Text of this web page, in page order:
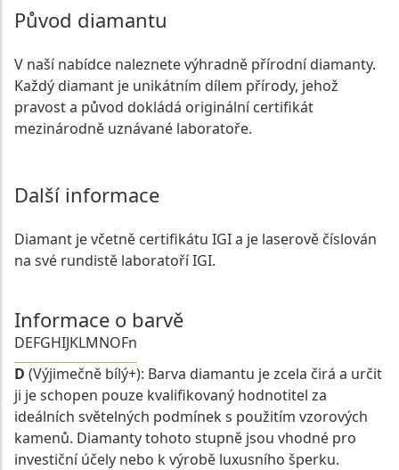
Původ diamantu
V naší nabídce naleznete výhradně přírodní diamanty.
Každý diamant je unikátním dílem přírody, jehož
pravost a původ dokládá originální certifikát
mezinárodně uznávané laboratoře.
Další informace
Diamant je včetně certifikátu IGI a je laserově číslován
na své rundistě laboratoří IGI.
Informace o barvě
DEFGHIJKLMNOFn
D (Výjimečně bílý+): Barva diamantu je zcela čirá a určit
ji je schopen pouze kvalifikovaný hodnotitel za
ideálních světelných podmínek s použitím vzorových
kamenů. Diamanty tohoto stupně jsou vhodné pro
investiční účely nebo k výrobě luxusního šperku.